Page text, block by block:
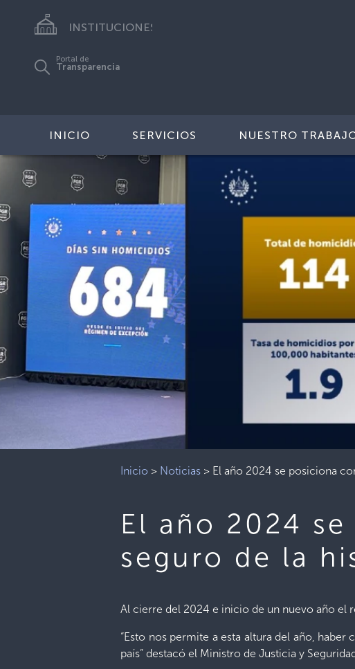
INSTITUCIONES
Portal de
Transparencia
INICIO SERVICIOS NUESTRO
Inicio > Noticias > El año 2024 se posiciona
El año 2024
seguro de la
Al cierre del 2024 e inicio de un nuevo año el
“Esto nos permite a esta altura del año,
país” destacó el Ministro de Justicia y